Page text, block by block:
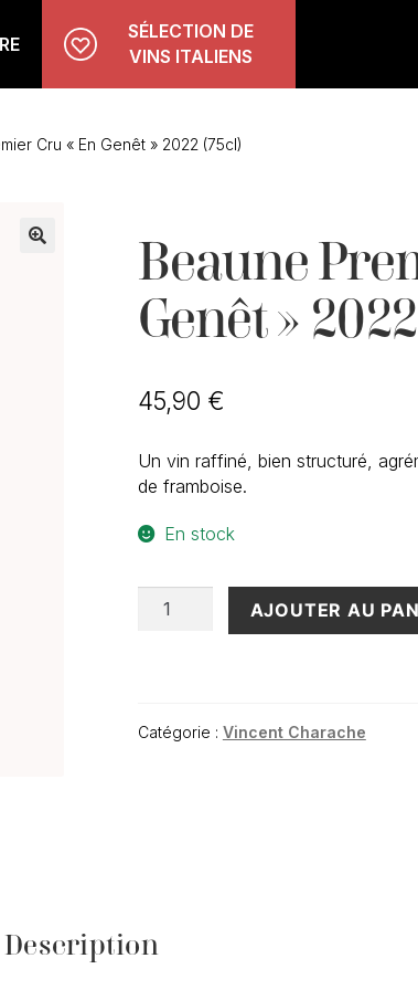
SÉLECTION DE
VINS ITALIENS
Cru « En Genêt » 2022 (75cl)
Beaune
Genêt »
45,90 €
Un vin raffiné, bien structuré,
de framboise.
En stock
quantité
"En
AJOUTER AU
Catégorie : Vincent Charache
Description